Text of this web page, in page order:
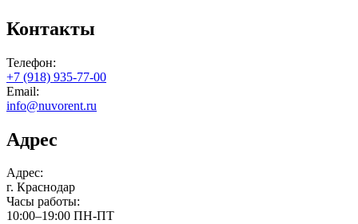
Контакты
Телефон:
+7 (918) 935-77-00
Email:
info@nuvorent.ru
Адрес
Адрес:
г. Краснодар
Часы работы:
10:00–19:00 ПН-ПТ